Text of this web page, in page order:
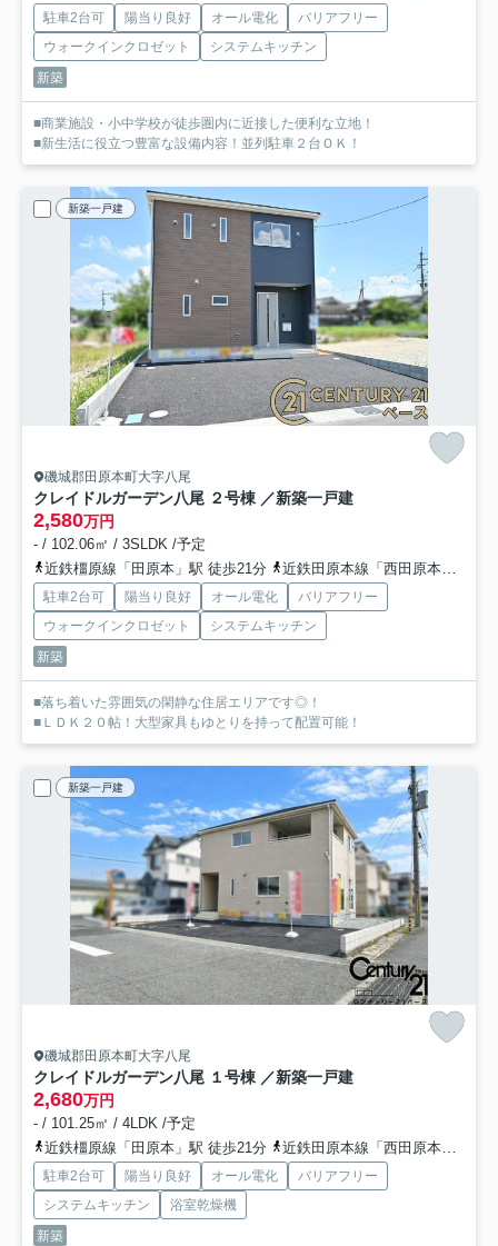
駐車2台可 陽当り良好 オール電化
バリアフリー
ウォークインクロゼット
システムキッチン
新築
■商業施設・小中学校が徒歩圏内に近接した便利な立地！
■新生活に役立つ豊富な設備内容！並列駐車２台ＯＫ！
新築一戸建
磯城郡田原本町大字八尾
クレイドルガーデン八尾 ２号棟 ／新築一戸建
2,580万円
- / 102.06㎡ / 3SLDK /予定
近鉄橿原線「田原本」駅 徒歩21分
近鉄田原本線「西田原本」駅 徒歩20分
駐車2台可 陽当り良好 オール電化
バリアフリー
ウォークインクロゼット
システムキッチン
新築
■落ち着いた雰囲気の閑静な住居エリアです◎！
■ＬＤＫ２０帖！大型家具もゆとりを持って配置可能！
新築一戸建
磯城郡田原本町大字八尾
クレイドルガーデン八尾 １号棟 ／新築一戸建
2,680万円
- / 101.25㎡ / 4LDK /予定
近鉄橿原線「田原本」駅 徒歩21分
近鉄田原本線「西田原本」駅 徒歩20分
駐車2台可 陽当り良好 オール電化
バリアフリー
システムキッチン
浴室乾燥機
新築